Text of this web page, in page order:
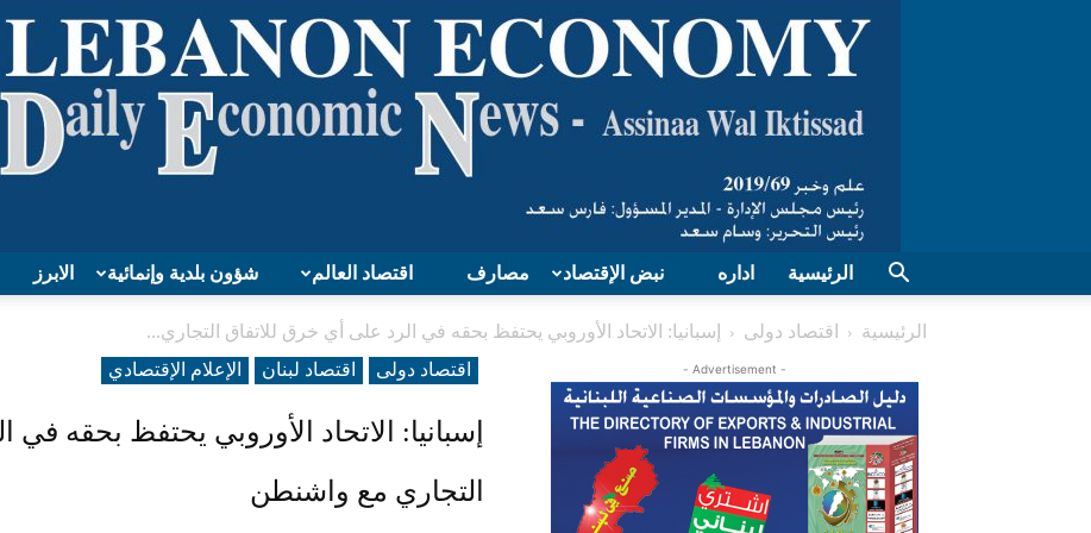
Lebanon
Economy
الابرز شؤون بلدية وإنمائية اقتصاد العالم مصارف نبض الإقتصاد اداره الرئيسية
الرئيسية اقتصاد دولی
إسبانيا: الاتحاد الأوروبي يحتفظ بحقه في الرد على أي خرق للاتفاق التجاري...
اقتصاد دولی
اقتصاد لبنان الإعلام الإقتصادي
إسبانيا: الاتحاد الأوروبي يحتفظ بحقه
التجاري مع واشنطن
- Advertisement -